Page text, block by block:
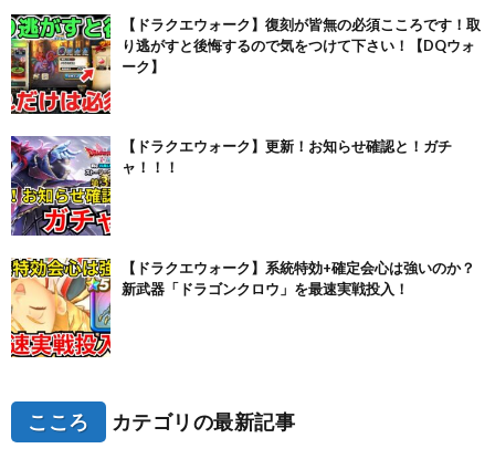
【ドラクエウォーク】復刻が皆無の必須こころです！取
り逃がすと後悔するので気をつけて下さい！【DQウォ
ーク】
【ドラクエウォーク】更新！お知らせ確認と！ガチ
ャ！！！
【ドラクエウォーク】系統特効+確定会心は強いのか？
新武器「ドラゴンクロウ」を最速実戦投入！
こころ カテゴリの最新記事